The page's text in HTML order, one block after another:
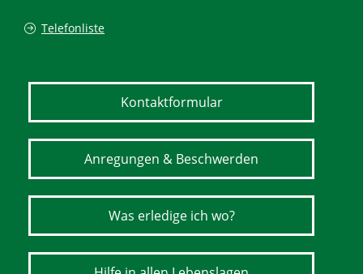
Telefonliste
Kontaktformular
Anregungen & Beschwerden
Was erledige ich wo?